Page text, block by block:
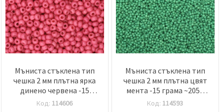
Мъниста стъклена тип
чешка 2 мм плътна ярка
динено червена -15
грама ~2050 броя
Код: 114606
Мъниста стъклена тип
чешка 2 мм плътна цвят
мента -15 грама ~2050
броя
Код: 114593